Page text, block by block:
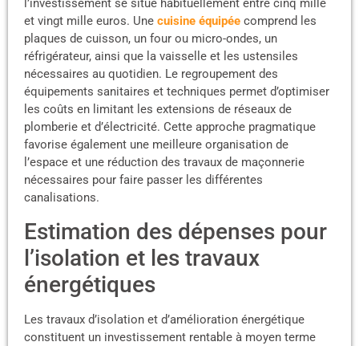
l’investissement se situe habituellement entre cinq mille
et vingt mille euros. Une cuisine équipée comprend les
plaques de cuisson, un four ou micro-ondes, un
réfrigérateur, ainsi que la vaisselle et les ustensiles
nécessaires au quotidien. Le regroupement des
équipements sanitaires et techniques permet d’optimiser
les coûts en limitant les extensions de réseaux de
plomberie et d’électricité. Cette approche pragmatique
favorise également une meilleure organisation de
l’espace et une réduction des travaux de maçonnerie
nécessaires pour faire passer les différentes
canalisations.
Estimation des dépenses pour
l’isolation et les travaux
énergétiques
Les travaux d’isolation et d’amélioration énergétique
constituent un investissement rentable à moyen terme